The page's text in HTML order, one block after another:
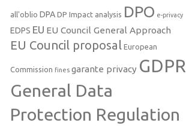
all'oblio DPA DP Impact analysis DPO e-privacy
EDPS EU EU Council General Approach
EU Council proposal European
Commission fines garante privacy GDPR
General Data
Protection Regulation